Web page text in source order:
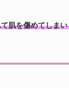
肌を傷めてしま